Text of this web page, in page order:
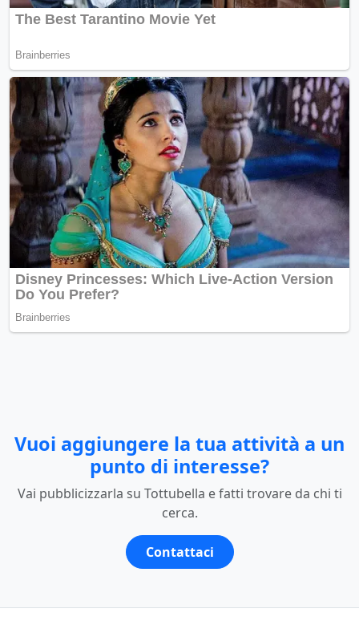
Vuoi aggiungere la tua attività a un
punto di interesse?
Vai pubblicizzarla su Tottubella e fatti trovare da chi ti
cerca.
Contattaci